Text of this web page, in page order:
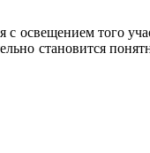
освещением того
становится